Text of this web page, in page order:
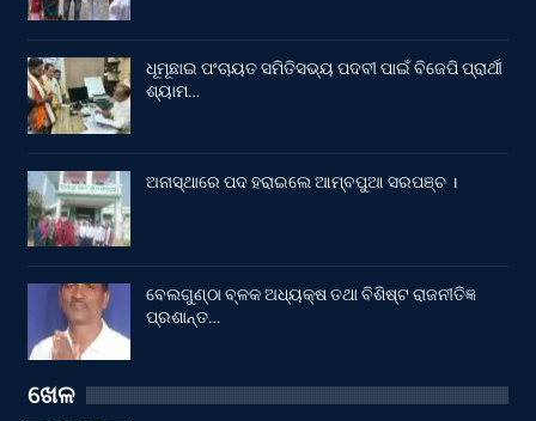
ଧୂମୂଛାଇ ପଂଚାୟତ ସମିତିସଭ୍ୟ ପଦବୀ ପାଇଁ ବିଜେପି ପ୍ରାର୍ଥୀ
ଶ୍ୟାମ…
ଅନାସ୍ଥାରେ ପଦ ହରାଇଲେ ଆମ୍ବପୁଆ ସରପଞ୍ଚ ।
ବେଲଗୁଣ୍ଠା ବ୍ଳକ ଅଧ୍ୟକ୍ଷ ତଥା ବିଶିଷ୍ଟ ରାଜନୀତିଜ୍ଞ
ପ୍ରଶାନ୍ତ…
ଖେଳ